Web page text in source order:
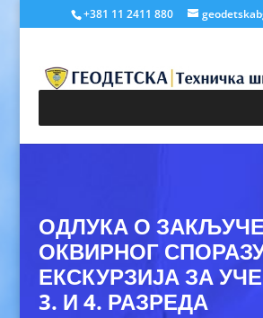
+381 11 2411 880
ОДЛУКА О
ОКВИРНОГ
ЕКСКУРЗИЈА ЗА
3. И 4. РАЗРЕДА